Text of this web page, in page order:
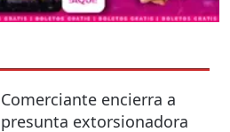
Comerciante encierra a
presunta extorsionadora